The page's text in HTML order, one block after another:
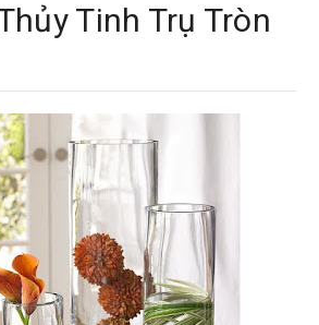
Tinh Trụ Tròn